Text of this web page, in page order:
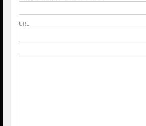
URL